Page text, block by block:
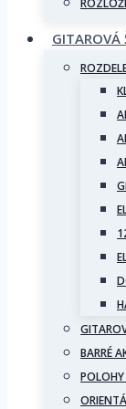
GITAROVÁ
BARRÉ